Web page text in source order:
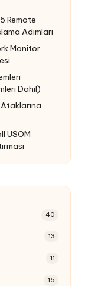
Remote
Adımları
Monitor
Dahil)
USOM
40
13
11
15